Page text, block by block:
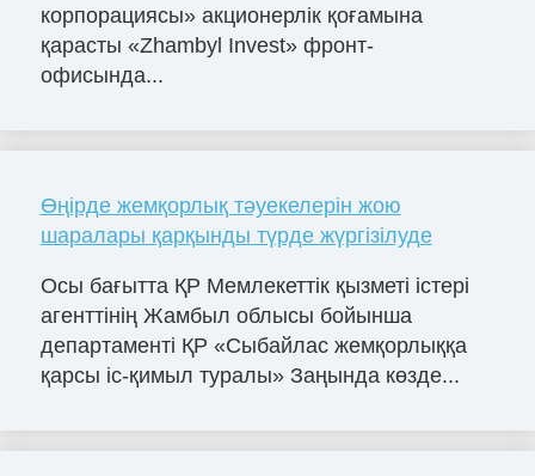
корпорациясы» акционерлік қоғамына
қарасты «Zhambyl Invest» фронт-
офисында...
Өңірде жемқорлық тәуекелерін жою
шаралары қарқынды түрде жүргізілуде
Осы бағытта ҚР Мемлекеттік қызметі істері
агенттінің Жамбыл облысы бойынша
департаменті ҚР «Сыбайлас жемқорлыққа
қарсы іс-қимыл туралы» Заңында көзде...